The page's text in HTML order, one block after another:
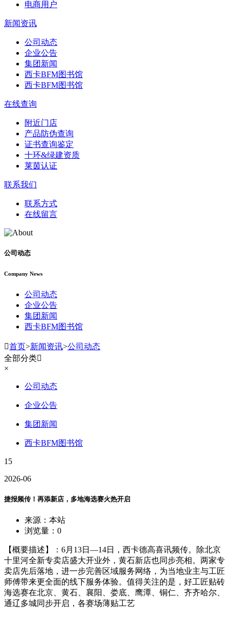
电商用户
新闻资讯
公司动态
企业公告
集团新闻
西卡BFM图书馆
西卡BFM图书馆
在线查询
附近门店
产品防伪查询
证书查询鉴定
十环&绿建资质
莱茵认证
联系我们
联系方式
在线留言
公司动态
Company News
公司动态
企业公告
集团新闻
西卡BFM图书馆
首页>新闻资讯>公司动态
全部分类
×
公司动态
企业公告
集团新闻
西卡BFM图书馆
15
2026-06
捷报频传！再添新店，多地海选赛火热开启
来源：本站
浏览量： 0
【概要描述】：6月13日—14日，西卡德高喜讯频传。除北京
十里河全新专卖店盛大开业外，黄石新店也同步亮相。两家专
卖店先后落地，进一步完善区域服务网络，为当地业主与工匠
师傅带来更全面的线下服务体验。值得关注的是，好工匠贴砖
海选赛在北京、黄石、襄阳、娄底、鹰潭、铜仁、齐齐哈尔、
通辽多城同步开启，各赛场薄贴工艺